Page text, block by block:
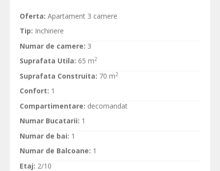
Oferta: Apartament 3 camere
Tip: Inchiriere
Numar de camere: 3
Suprafata Utila: 65 m2
Suprafata Construita: 70 m2
Confort: 1
Compartimentare: decomandat
Numar Bucatarii: 1
Numar de bai: 1
Numar de Balcoane: 1
Etaj: 2/10